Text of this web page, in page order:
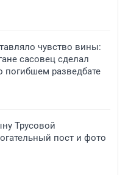
чувство вины:
сасовец сделал
разведбате
Трусовой
пост и фото